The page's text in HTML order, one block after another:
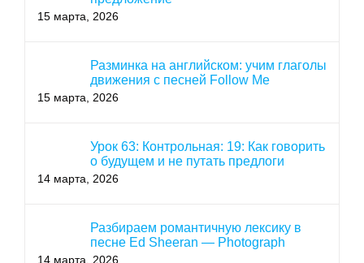
15 марта, 2026
Разминка на английском: учим глаголы
движения с песней Follow Me
15 марта, 2026
Урок 63: Контрольная: 19: Как говорить
о будущем и не путать предлоги
14 марта, 2026
Разбираем романтичную лексику в
песне Ed Sheeran — Photograph
14 марта, 2026